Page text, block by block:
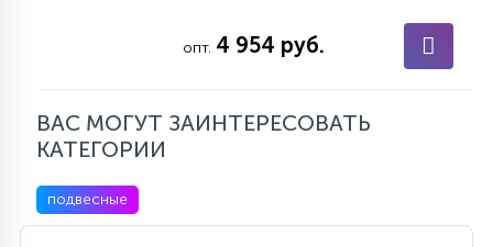
опт. 4 954 руб.
ВАС МОГУТ ЗАИНТЕРЕСОВАТЬ
КАТЕГОРИИ
подвесные